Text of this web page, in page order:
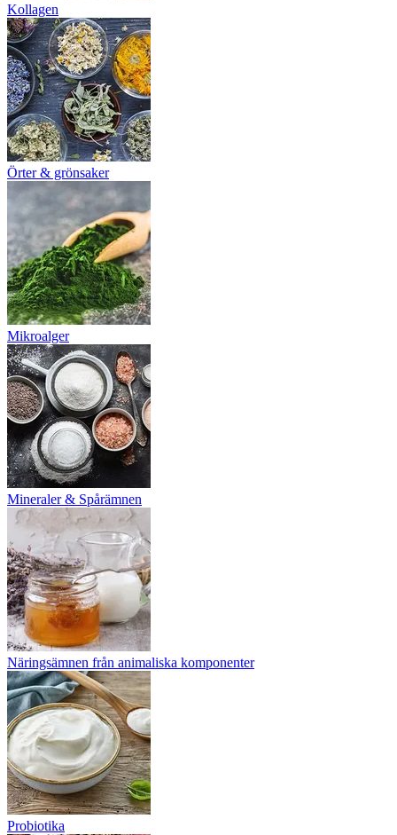
Kollagen
Örter & grönsaker
Mikroalger
Mineraler & Spårämnen
Näringsämnen från animaliska komponenter
Probiotika